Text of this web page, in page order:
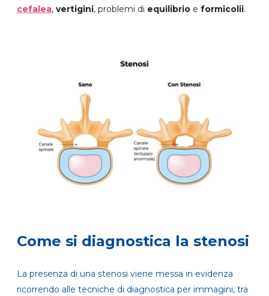
cefalea, vertigini, problemi di equilibrio e formicolii.
Come si diagnostica la stenosi
La presenza di una stenosi viene messa in evidenza
ricorrendo alle tecniche di diagnostica per immagini, tra